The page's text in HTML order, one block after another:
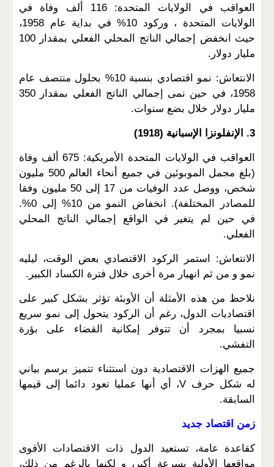
العواقب في الولايات المتحدة: 116 ألف وفاة في
الولايات المتحدة ، وركود 10% في بداية عام 1958،
حيث انخفض إجمالي الناتج المحلي الفعلي بمقدار 100
مليار دولار.
الانتعاش: نمو اقتصادي بنسبة 10% بحلول منتصف عام
1958، في حين نمى إجمالي الناتج الفعلي بمقدار 350
مليار دولار خلال بضع سنوات.
3. الإنفلونزا الإسبانية (1918)
العواقب في الولايات المتحدة الأمريكية: 675 ألف وفاة
(بلغ مجمل الموبوئين في جميع أنحاء العالم 500 مليون
شخص، ووصل عدد الوفيات من 17 إلى 50 مليون وفقا
للمصادر المختلفة). انخفاض النمو من 10% إلى 0%.
في حين لم يتغير في الواقع إجمالي الناتج المحلي
الفعلي.
الانتعاش: استمر الركود الاقتصادي بعض الوقت، ليليه
نمو و من ثم انهيار مرة أخرى خلال فترة الكساد الكبير.
نلاحظ من هذه الأمثلة أن الأوبئة تؤثر بشكل كبير على
اقتصاديات الدول، رغم أن الركود يتحول إلى نمو سريع
نسبيا بمجرد أن تتوفر إمكانية القضاء على بؤرة
التفشي.
جميع الهزات الاقتصادية دون استثناء تتميز برسم بياني
له شكل حرف V، أي أنها عمليا تعود دائما إلى قيمها
السابقة.
زمن اقتصاد جديد
كقاعدة عامة، تستعيد الدول ذات الاقتصادات الأقوى
مواقعها الأولية بسرعة أكبر، و لكنها بالرغم من ذلك،